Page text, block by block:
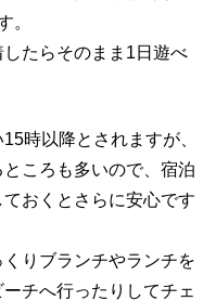
。
たらそのまま1日遊べ
時以降とされますが、
ころも多いので、宿泊
おくとさらに安心です
りブランチやランチを
チへ行ったりしてチェ